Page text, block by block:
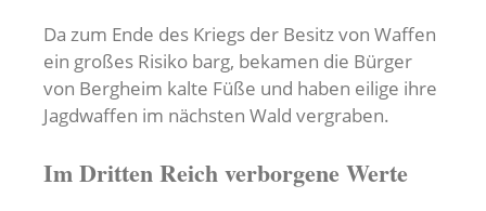
Da zum Ende des Kriegs der Besitz von Waffen
ein großes Risiko barg, bekamen die Bürger
von Bergheim kalte Füße und haben eilige ihre
Jagdwaffen im nächsten Wald vergraben.
Im Dritten Reich verborgene Werte